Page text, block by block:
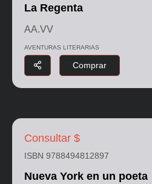
La Regenta
AA.VV
AVENTURAS LITERARIAS
Comprar
Consultar $
ISBN 9788494812897
Nueva York en un poeta